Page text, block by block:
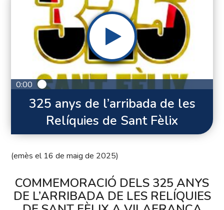
0:00
325 anys de l’arribada de les
Relíquies de Sant Fèlix
(emès el 16 de maig de 2025)
COMMEMORACIÓ DELS 325 ANYS
DE L’ARRIBADA DE LES RELÍQUIES